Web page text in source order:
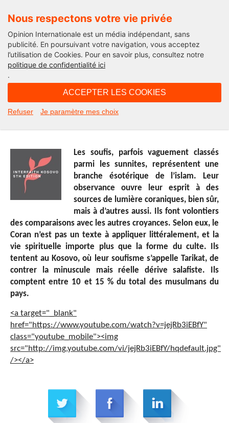
Nous respectons votre vie privée
Opinion Internationale est un média indépendant, sans
publicité. En poursuivant votre navigation, vous acceptez
l’utilisation de Cookies. Pour en savoir plus, consultez notre
politique de confidentialité ici
.
ACCEPTER LES COOKIES
Refuser Je paramètre mes choix
Interfaith Kosovo 2016
Lulzim Shehu, chef de l’Union des
Les soufis, parfois vaguement classés
parmi les sunnites, représentent une
branche ésotérique de l’islam. Leur
observance ouvre leur esprit à des
sources de lumière coraniques, bien sûr,
mais à d’autres aussi. Ils font volontiers
des comparaisons avec les autres croyances. Selon eux, le
Coran n’est pas un texte à appliquer littéralement, et la
vie spirituelle importe plus que la forme du culte. Ils
tentent au Kosovo, où leur soufisme s’appelle Tarikat, de
contrer la minuscule mais réelle dérive salafiste. Ils
comptent entre 10 et 15 % du total des musulmans du
pays.
<a target="_blank"
href="https://www.youtube.com/watch?v=jejRb3iEBfY"
class="youtube_mobile"><img
src="http://img.youtube.com/vi/jejRb3iEBfY/hqdefault.jpg"
/></a>